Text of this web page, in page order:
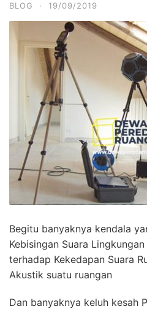
BLOG · 19/09/2019
Begitu banyaknya kendala
Kebisingan Suara
terhadap Kekedapan Suara
Akustik suatu ruangan
Dan banyaknya keluh kesah